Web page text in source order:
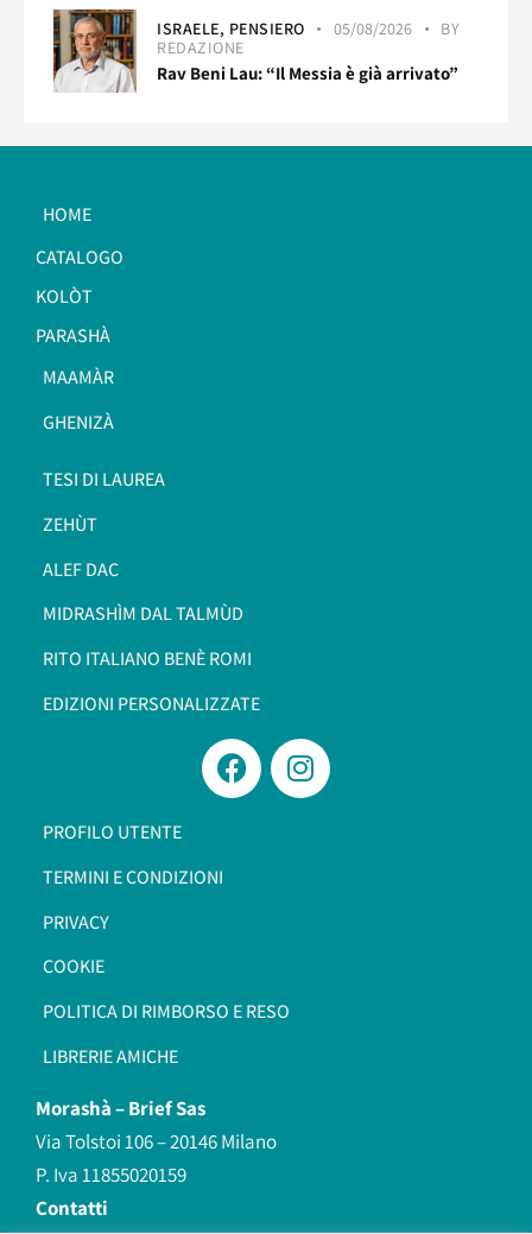
ISRAELE, PENSIERO 05/08/2026
BY
REDAZIONE
Rav Beni Lau: “Il Messia è già arrivato”
HOME
CATALOGO
KOLÒT
PARASHÀ
MAAMÀR
GHENIZÀ
TESI DI LAUREA
ZEHÙT
ALEF DAC
MIDRASHÌM DAL TALMÙD
RITO ITALIANO BENÈ ROMI​
EDIZIONI PERSONALIZZATE
PROFILO UTENTE
TERMINI E CONDIZIONI
PRIVACY
COOKIE
POLITICA DI RIMBORSO E RESO
LIBRERIE AMICHE
Morashà –Brief Sas
Via Tolstoi 106 – 20146 Milano
P. Iva 11855020159
Contatti